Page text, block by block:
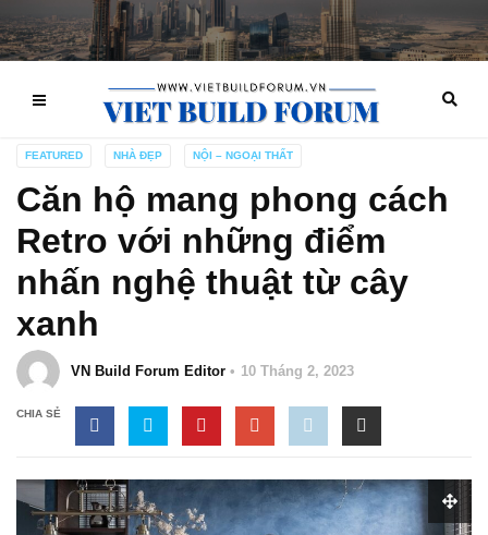
FEATURED NHÀ ĐẸP NỘI – NGOẠI THẤT
Căn hộ mang phong cách
Retro với những điểm
nhấn nghệ thuật từ cây
xanh
VN Build Forum Editor 10 Tháng 2, 2023
CHIA SẺ